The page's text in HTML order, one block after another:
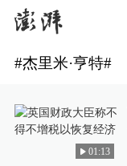
#杰里米·亨特#
01:13